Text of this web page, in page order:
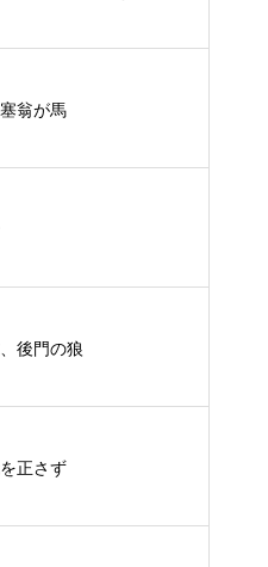
翁が馬
後門の狼
正さず